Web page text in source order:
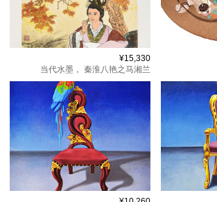
¥15,330
当代水墨， 秦淮八艳之马湘兰